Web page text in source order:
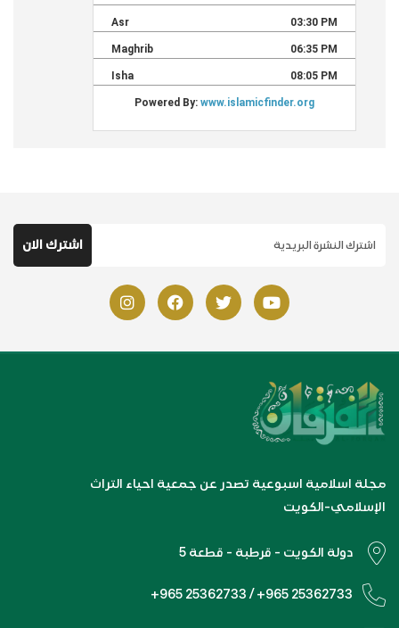
مجلة اسلامية اسبوعية تصدر عن جمعية احياء التراث
الإسلامي-الكويت
دولة الكويت - قرطبة - قطعة 5
+965 25362733 / +965 25362733